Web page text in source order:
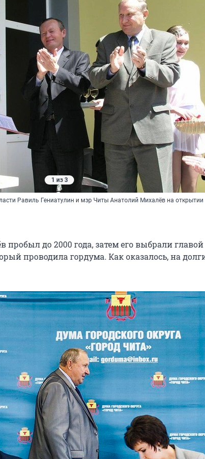
1 из 3
Равиль Гениатулин и мэр Читы Анатолий Михалёв на открытии
пробыл до 2000 года, затем его выбрали главой
проводила гордума. Как оказалось, на